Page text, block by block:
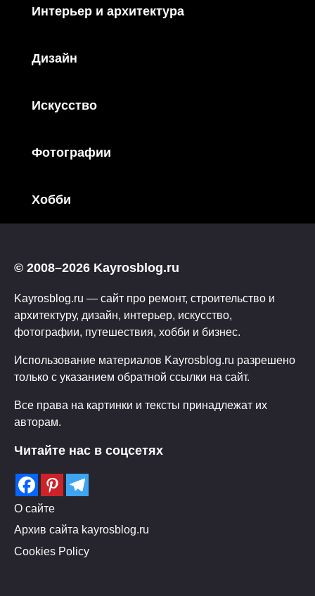
Интерьер и архитектура
Дизайн
Искусство
Фотографии
Хобби
© 2008–2026 Kayrosblog.ru
Kayrosblog.ru — сайт про ремонт, строительство и
архитектуру, дизайн, интерьер, искусство,
фотографии, путешествия, хобби и бизнес.
Использование материалов Kayrosblog.ru разрешено
только с указанием обратной ссылки на сайт.
Все права на картинки и тексты принадлежат их
авторам.
Читайте нас в соцсетях
О сайте
Архив сайта kayrosblog.ru
Cookies Policy